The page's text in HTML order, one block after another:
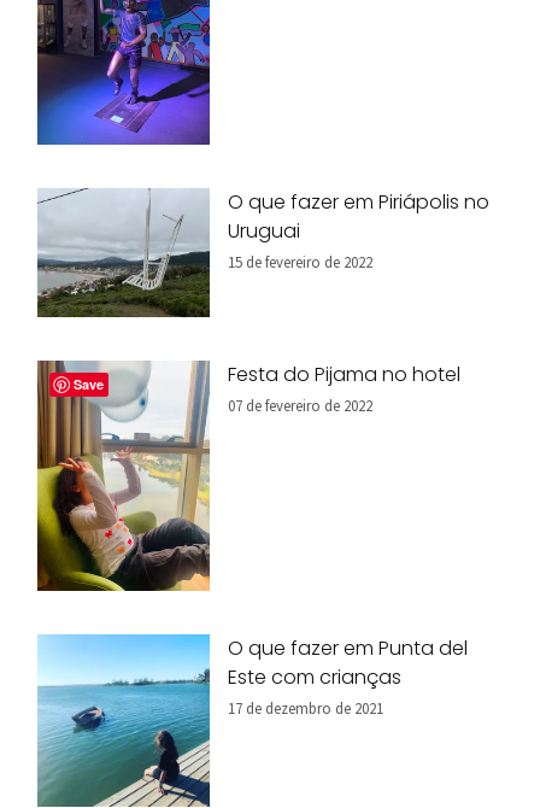
O que fazer em Piriápolis no
Uruguai
15 de fevereiro de 2022
Festa do Pijama no hotel
07 de fevereiro de 2022
O que fazer em Punta del
Este com crianças
17 de dezembro de 2021
Save